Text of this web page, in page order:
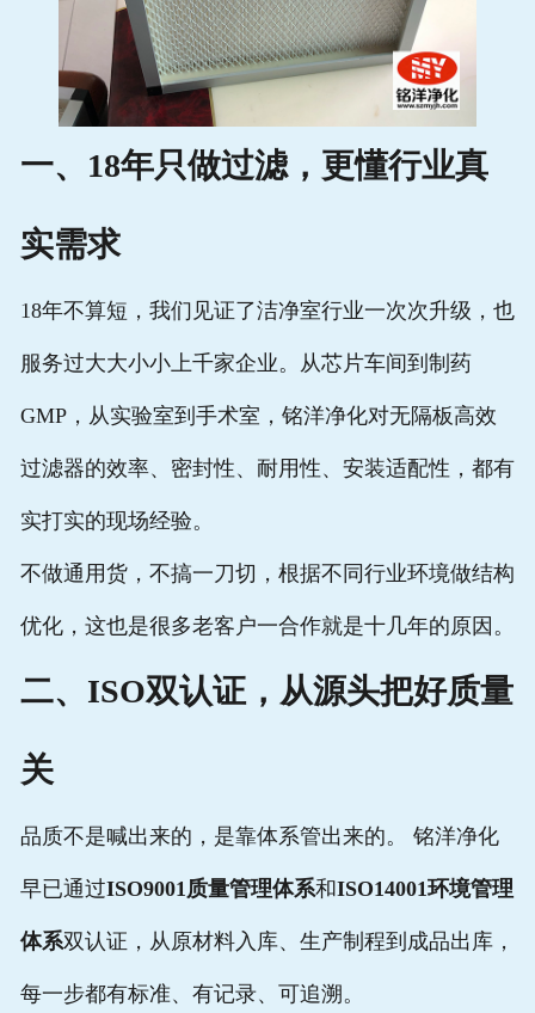
一、18年只做过滤，更懂行业真
实需求
18年不算短，我们见证了洁净室行业一次次升级，也
服务过大大小小上千家企业。从芯片车间到制药
GMP，从实验室到手术室，铭洋净化对无隔板高效
过滤器的效率、密封性、耐用性、安装适配性，都有
实打实的现场经验。
不做通用货，不搞一刀切，根据不同行业环境做结构
优化，这也是很多老客户一合作就是十几年的原因。
二、ISO双认证，从源头把好质量
关
品质不是喊出来的，是靠体系管出来的。 铭洋净化
早已通过ISO9001质量管理体系和ISO14001环境管理
体系双认证，从原材料入库、生产制程到成品出库，
每一步都有标准、有记录、可追溯。